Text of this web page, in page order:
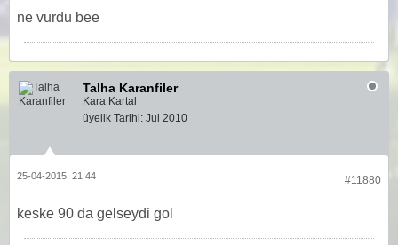
ne vurdu bee
Talha Karanfiler
Kara Kartal
üyelik Tarihi: Jul 2010
#11880
25-04-2015, 21:44
keske 90 da gelseydi gol